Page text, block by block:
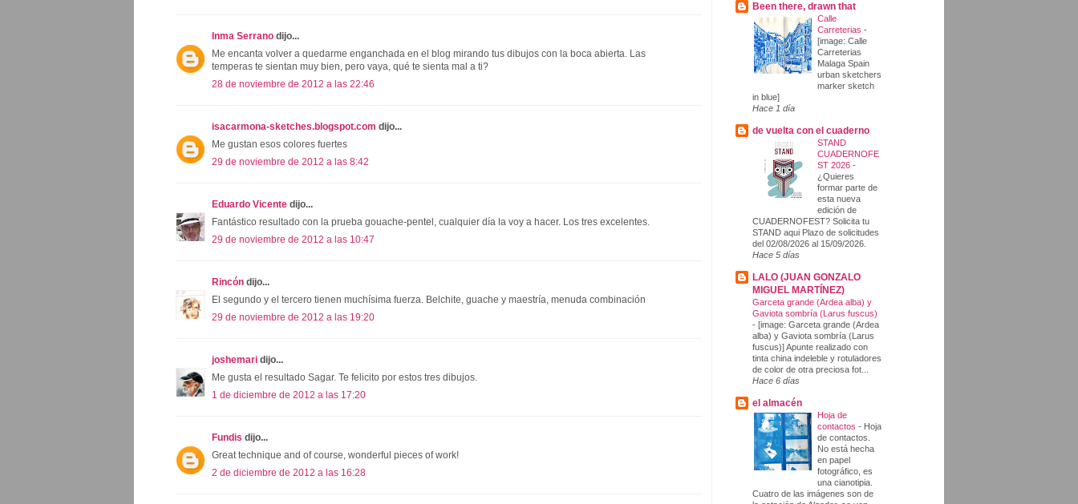
Inma Serrano dijo...
Me encanta volver a quedarme enganchada en el blog mirando tus dibujos con la boca abierta. Las
temperas te sientan muy bien, pero vaya, qué te sienta mal a ti?
28 de noviembre de 2012 a las 22:46
isacarmona-sketches.blogspot.com dijo...
Me gustan esos colores fuertes
29 de noviembre de 2012 a las 8:42
Eduardo Vicente dijo...
Fantástico resultado con la prueba gouache-pentel, cualquier día la voy a hacer. Los tres excelentes.
29 de noviembre de 2012 a las 10:47
Rincón dijo...
El segundo y el tercero tienen muchísima fuerza. Belchite, guache y maestría, menuda combinación
29 de noviembre de 2012 a las 19:20
joshemari dijo...
Me gusta el resultado Sagar. Te felicito por estos tres dibujos.
1 de diciembre de 2012 a las 17:20
Fundis dijo...
Great technique and of course, wonderful pieces of work!
2 de diciembre de 2012 a las 16:28
Been there, drawn that
Calle
Carreterias -
[image: Calle
Carreterias
Malaga Spain
urban sketchers
marker sketch
in blue]
Hace 1 día
de vuelta con el cuaderno
STAND
CUADERNOFE
ST 2026 -
¿Quieres
formar parte de
esta nueva
edición de
CUADERNOFEST? Solicita tu
STAND aqui Plazo de solicitudes
del 02/08/2026 al 15/09/2026.
Hace 5 días
LALO (JUAN GONZALO
MIGUEL MARTÍNEZ)
Garceta grande (Ardea alba) y
Gaviota sombría (Larus fuscus)
- [image: Garceta grande (Ardea
alba) y Gaviota sombría (Larus
fuscus)] Apunte realizado con
tinta china indeleble y rotuladores
de color de otra preciosa fot...
Hace 6 días
el almacén
Hoja de
contactos - Hoja
de contactos.
No está hecha
en papel
fotográfico, es
una cianotipia.
Cuatro de las imágenes son de